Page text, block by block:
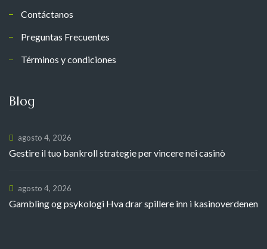
Contáctanos
Preguntas Frecuentes
Términos y condiciones
Blog
agosto 4, 2026
Gestire il tuo bankroll strategie per vincere nei casinò
agosto 4, 2026
Gambling og psykologi Hva drar spillere inn i kasinoverdenen